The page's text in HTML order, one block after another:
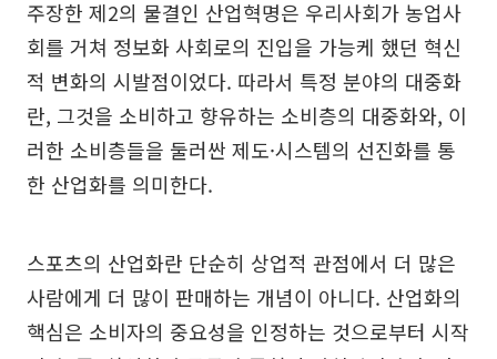
주장한 제2의 물결인 산업혁명은 우리사회가 농업사
회를 거쳐 정보화 사회로의 진입을 가능케 했던 혁신
적 변화의 시발점이었다. 따라서 특정 분야의 대중화
란, 그것을 소비하고 향유하는 소비층의 대중화와, 이
러한 소비층들을 둘러싼 제도·시스템의 선진화를 통
한 산업화를 의미한다.
스포츠의 산업화란 단순히 상업적 관점에서 더 많은
사람에게 더 많이 판매하는 개념이 아니다. 산업화의
핵심은 소비자의 중요성을 인정하는 것으로부터 시작